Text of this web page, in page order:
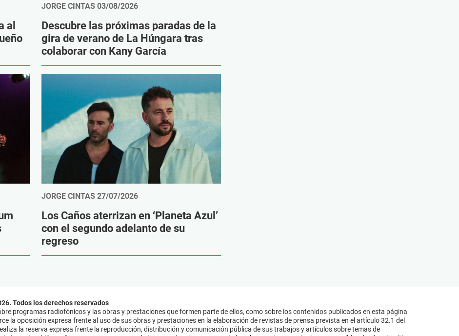
al
JORGE CINTAS 03/08/2026
Descubre las próximas paradas de la
gira de verano de La Húngara tras
colaborar con Kany García
JORGE CINTAS 27/07/2026
Los Caños aterrizan en ‘Planeta Azul’
con el segundo adelanto de su
regreso
Todos los derechos reservados
programas radiofónicos y las obras y prestaciones que formen parte de ellos, como sobre los contenidos publicados en esta página
la oposición expresa frente al uso de sus obras y prestaciones en la elaboración de revistas de prensa prevista en el artículo 32.1 del
la reserva expresa frente la reproducción, distribución y comunicación pública de sus trabajos y artículos sobre temas de